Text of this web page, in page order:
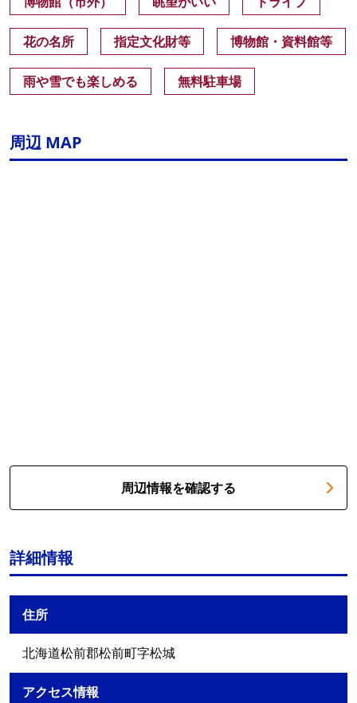
花の名所 指定文化財等 博物館・資料館等
雨や雪でも楽しめる 無料駐車場
周辺 MAP
周辺情報を確認する
詳細情報
住所
北海道松前郡松前町字松城
アクセス情報